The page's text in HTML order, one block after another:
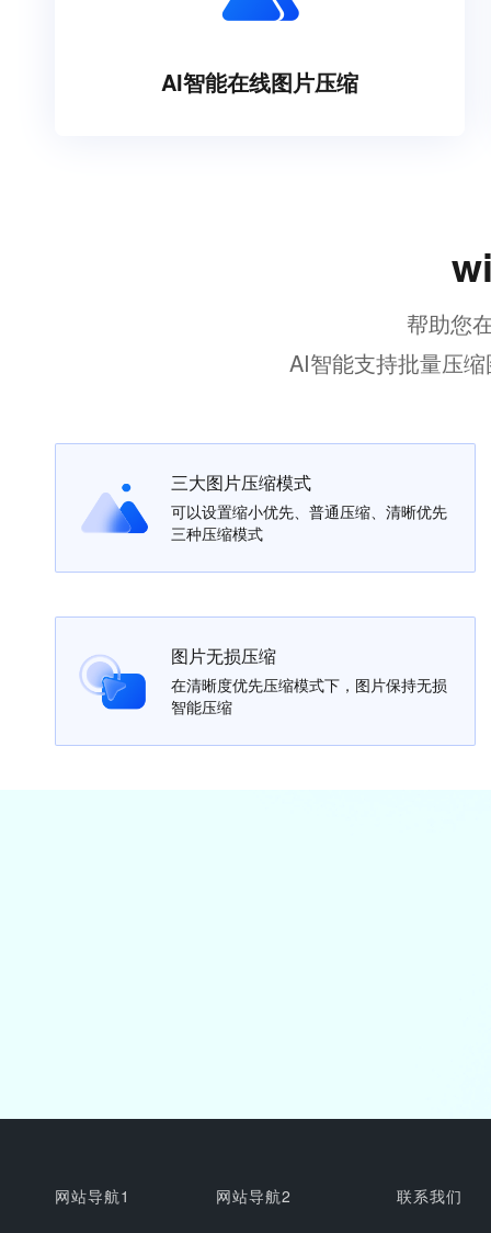
AI智能在线图片压缩
帮助您
AI智能支持批量压
三大图片压缩模式
可以设置缩小优先、普通压缩、清晰优先
三种压缩模式
图片无损压缩
在清晰度优先压缩模式下，图片保持无损
智能压缩
网站导航1 网站导航2 联系我们